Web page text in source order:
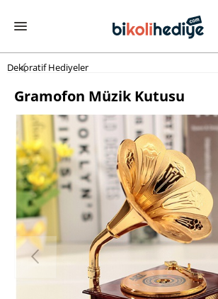
Dekoratif Hediyeler
Gramofon Müzik Kutusu